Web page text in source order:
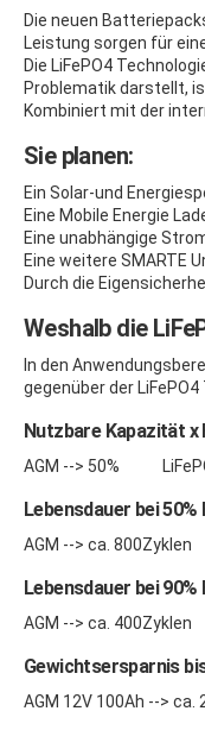
Die neuen
Leistung sorgen für
Die LiFePO4
Problematik darstellt,
Kombiniert mit der
Sie planen:
Ein Solar-und
Eine Mobile Energie
Eine unabhängige
Eine weitere SMARTE
Durch die
Weshalb die
In den
gegenüber der
Nutzbare Kapazität x
AGM --> 50%
Lebensdauer bei
AGM --> ca.
Lebensdauer bei
AGM --> ca.
Gewichtsersparnis
AGM 12V 100Ah -->